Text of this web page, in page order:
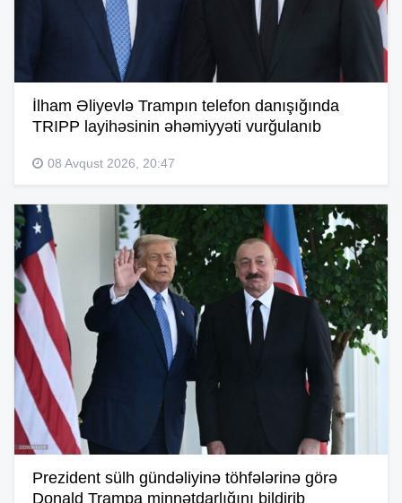
İlham Əliyevlə Trampın telefon danışığında
TRIPP layihəsinin əhəmiyyəti vurğulanıb
08 Avqust 2026, 20:47
Prezident sülh gündəliyinə töhfələrinə görə
Donald Trampa minnətdarlığını bildirib